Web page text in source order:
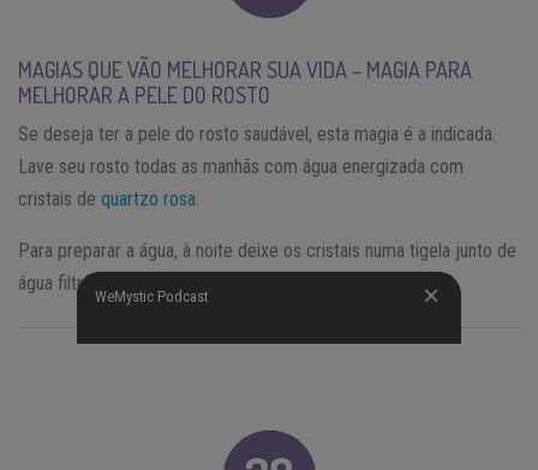
MAGIAS QUE VÃO MELHORAR SUA VIDA – MAGIA PARA
MELHORAR A PELE DO ROSTO
Se deseja ter a pele do rosto saudável, esta magia é a indicada.
Lave seu rosto todas as manhãs com água energizada com
cristais de quartzo rosa
Para preparar a água, à noite deixe os cristais numa tigela junto de
água filtrada suficiente para lavar o rosto no dia seguinte.
WeMystic Podcast
WeMystic Podcast